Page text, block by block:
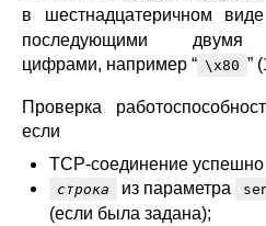
в шестнадцатеричном
последующими двумя
цифрами, например “ \x80 ”
Проверка
если
TCP-соединение успешно
строка из параметра
(если была задана);